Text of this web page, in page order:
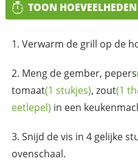
TOON HOEVEELHEDEN
Verwarm de grill op de
Meng de gember, pepers
tomaat(1 stukjes), zout(1
eetlepel) in een
Snijd de vis in 4 gelijke
ovenschaal.